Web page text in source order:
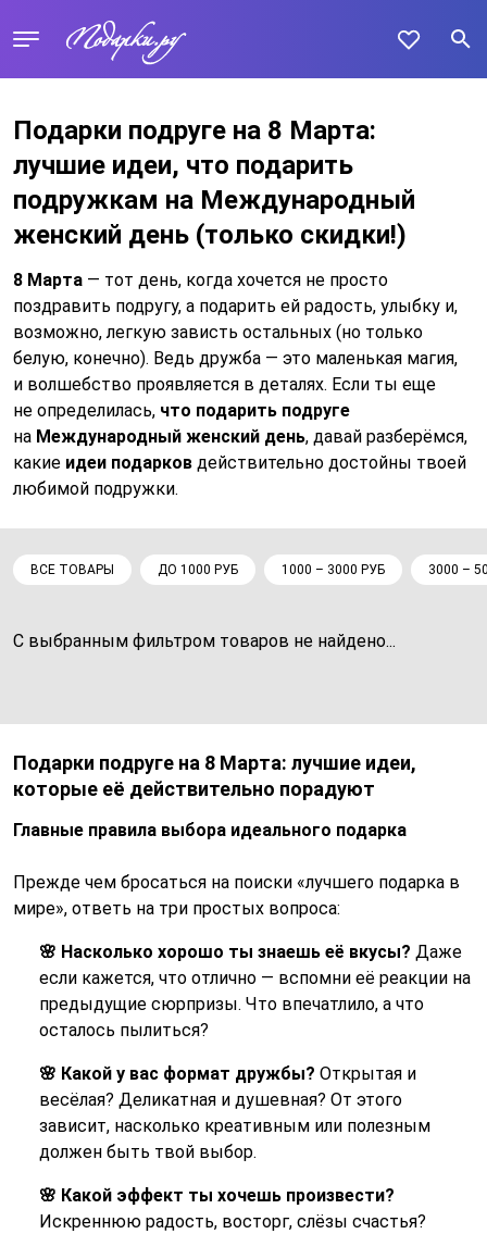
Подарки подруге на 8 Марта:
лучшие идеи, что подарить
подружкам на Международный
женский день (только скидки!)
8 Марта — тот день, когда хочется не просто
поздравить подругу, а подарить ей радость, улыбку и,
возможно, легкую зависть остальных (но только
белую, конечно). Ведь дружба — это маленькая магия,
и волшебство проявляется в деталях. Если ты еще
не определилась, что подарить подруге
на Международный женский день, давай разберёмся,
какие идеи подарков действительно достойны твоей
любимой подружки.
ВСЕ ТОВАРЫ ДО 1000 РУБ 1000 – 3000 РУБ 3000 –
С выбранным фильтром товаров не найдено...
Подарки подруге на 8 Марта: лучшие идеи,
которые её действительно порадуют
Главные правила выбора идеального подарка
Прежде чем бросаться на поиски «лучшего подарка в
мире», ответь на три простых вопроса:
🌸 Насколько хорошо ты знаешь её вкусы? Даже
если кажется, что отлично — вспомни её реакции на
предыдущие сюрпризы. Что впечатлило, а что
осталось пылиться?
🌸 Какой у вас формат дружбы? Открытая и
весёлая? Деликатная и душевная? От этого
зависит, насколько креативным или полезным
должен быть твой выбор.
🌸 Какой эффект ты хочешь произвести?
Искреннюю радость, восторг, слёзы счастья?